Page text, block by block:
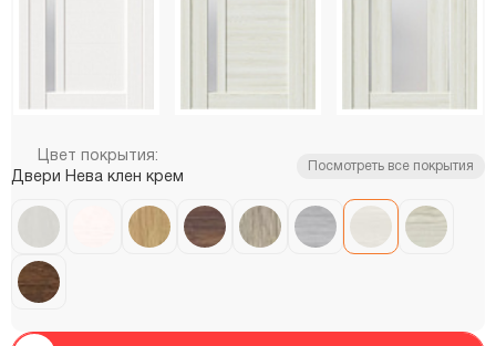
Цвет покрытия:
Двери Нева клен крем
Посмотреть все покрытия